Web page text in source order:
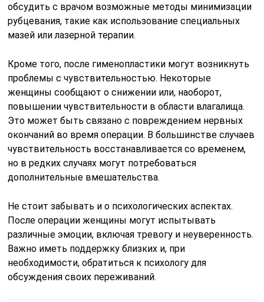
обсудить с врачом возможные методы минимизации
рубцевания, такие как использование специальных
мазей или лазерной терапии.
Кроме того, после гименопластики могут возникнуть
проблемы с чувствительностью. Некоторые
женщины сообщают о снижении или, наоборот,
повышении чувствительности в области влагалища.
Это может быть связано с повреждением нервных
окончаний во время операции. В большинстве случаев
чувствительность восстанавливается со временем,
но в редких случаях могут потребоваться
дополнительные вмешательства.
Не стоит забывать и о психологических аспектах.
После операции женщины могут испытывать
различные эмоции, включая тревогу и неуверенность.
Важно иметь поддержку близких и, при
необходимости, обратиться к психологу для
обсуждения своих переживаний.